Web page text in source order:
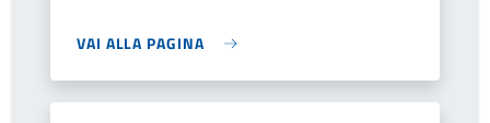
VAI ALLA PAGINA